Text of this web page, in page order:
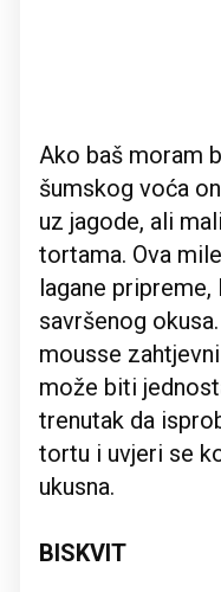
Ako baš moram
šumskog voća
uz jagode, ali
tortama. Ova
lagane
savršenog
mousse
može biti
trenutak da
tortu i uvjeri se
ukusna.
BISKVIT